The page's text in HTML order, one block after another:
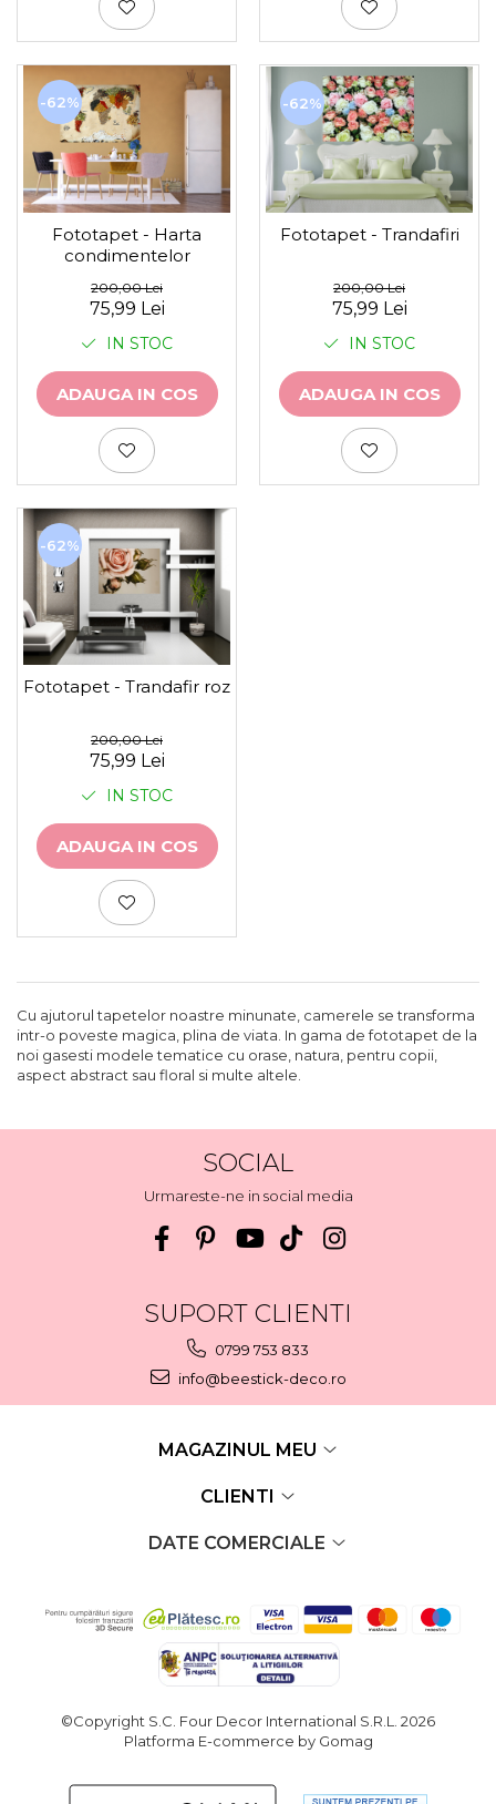
-62%
Fototapet - Harta
condimentelor
200,00 Lei
75,99 Lei
IN STOC
ADAUGA IN COS
-62%
Fototapet - Trandafiri
200,00 Lei
75,99 Lei
IN STOC
ADAUGA IN COS
-62%
Fototapet - Trandafir roz
200,00 Lei
75,99 Lei
IN STOC
ADAUGA IN COS
Cu ajutorul tapetelor noastre minunate, camerele se transforma
intr-o poveste magica, plina de viata. In gama de fototapet de la
noi gasesti modele tematice cu orase, natura, pentru copii,
aspect abstract sau floral si multe altele.
SOCIAL
Urmareste-ne in social media
SUPORT CLIENTI
0799 753 833
info@beestick-deco.ro
MAGAZINUL MEU
CLIENTI
DATE COMERCIALE
©Copyright S.C. Four Decor International S.R.L. 2026
Platforma E-commerce by Gomag